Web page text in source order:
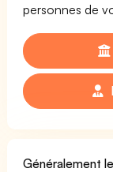
personnes de
Généralement